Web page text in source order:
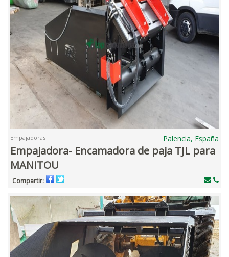
Empajadoras Palencia, España
Empajadora- Encamadora de paja TJL para
MANITOU
Compartir: